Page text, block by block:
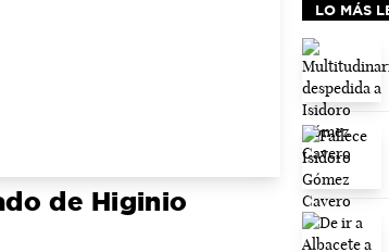
de Higinio
LO MÁS